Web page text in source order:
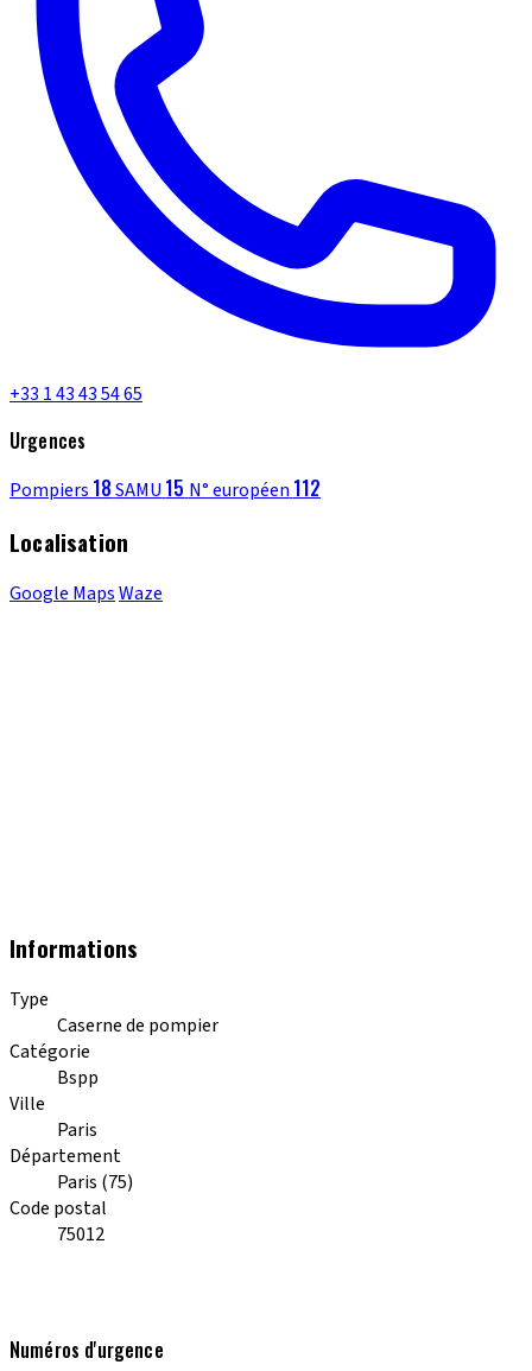
+33 1 43 43 54 65
Urgences
Pompiers 18SAMU 15 N° européen 112
Localisation
Google MapsWaze
Informations
Type
Caserne de pompier
Catégorie
Bspp
Ville
Paris
Département
Paris (75)
Code postal
75012
Numéros d'urgence